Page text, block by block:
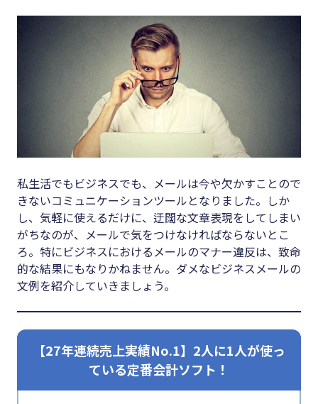
#インボイス制度
#電子帳簿保存法
#集客
#資金調達
#DX
#生産性向上
#採用
#人材育成
#店舗経営
#クラブオフ
#電子帳
#生産性
向上
#採用
#人材育
#店舗経
オフ
私生活でもビジネスでも、メールは今や欠かすことので
きないコミュニケーションツールとなりました。しか
し、気軽に使えるだけに、迂闊な文章表現をしてしまい
がちなのが、メールで気をつけなければならないとこ
ろ。特にビジネスにおけるメールのマナー違反は、致命
的な結果にもなりかねません。ダメなビジネスメールの
文例を紹介していきましょう。
【27年連続売上実績No.1】2人に1人が使っ
ている定番会計ソフト！